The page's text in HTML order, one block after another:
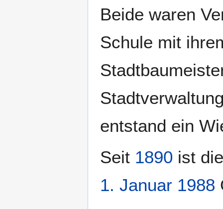
Beide waren
Schule mit
entstand ein
Seit 1890 ist
1. Januar 1988